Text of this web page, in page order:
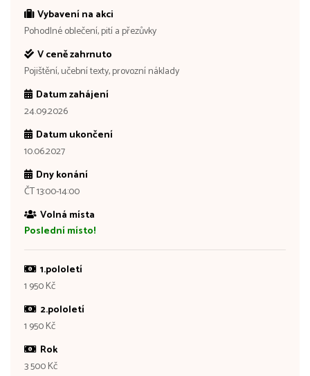
Vybavení na akci
Pohodlné oblečení, pití a přezůvky
V ceně zahrnuto
Pojištění, učební texty, provozní náklady
Datum zahájení
24.09.2026
Datum ukončení
10.06.2027
Dny konání
ČT 13:00-14:00
Volná místa
Poslední místo!
1.pololetí
1 950 Kč
2.pololetí
1 950 Kč
Rok
3 500 Kč